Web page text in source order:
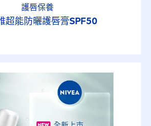
護唇保養
超能防曬護唇膏SPF50